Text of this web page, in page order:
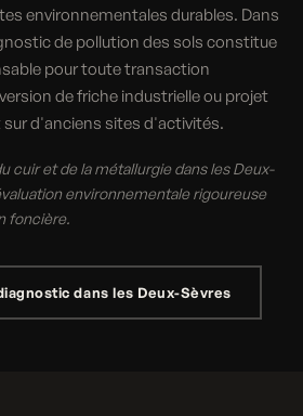
environnementales durables. Dans
de pollution des sols constitue
pour toute transaction
de friche industrielle ou projet
d'anciens sites d'activités.
cuir et de la métallurgie dans les Deux-
environnementale rigoureuse
foncière.
dans les Deux-Sèvres